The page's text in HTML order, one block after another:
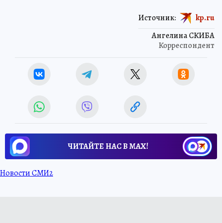
Ангелина СКИБА
Корреспондент
Источник: kp.ru
ЧИТАЙТЕ НАС В МАХ!
Новости СМИ2